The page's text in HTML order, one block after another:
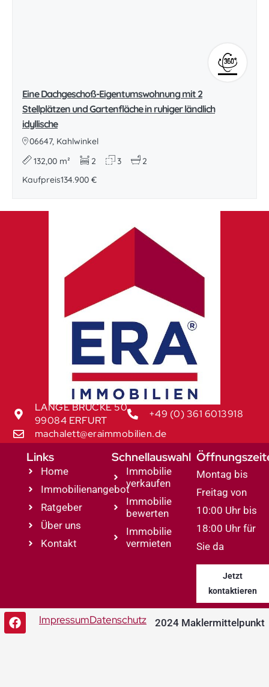
Eine Dachgeschoß-Eigentumswohnung mit 2
Stellplätzen und Gartenfläche in ruhiger ländlich
idyllische
06647, Kahlwinkel
132,00 m²
2 3
2
Kaufpreis134.900 €
LANGE BRÜCKE 50
99084 ERFURT
+49 (0) 361 6013918
machalett@eraimmobilien.de
Links
Home
Immobilienangebot
Ratgeber
Über uns
Kontakt
Schnellauswahl
Immobilie
verkaufen
Immobilie
bewerten
Immobilie
vermieten
Montag bis
Freitag von
10:00 Uhr bis
18:00 Uhr für
Sie da
Jetzt
kontaktieren
ImpressumDatenschutz 2024 Maklermittelpunkt